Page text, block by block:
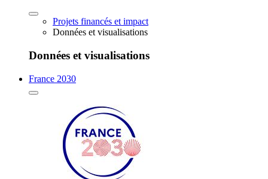
Projets financés et impact
Données et visualisations
Données et visualisations
France 2030